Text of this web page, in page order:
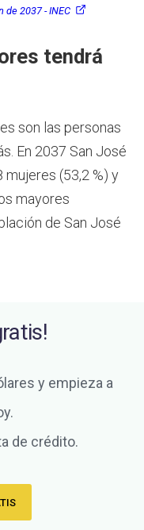
de 2037 - INEC
tendrá
son las personas
En 2037 San José
(53,2 %) y
mayores
de San José
y empieza a
de crédito.